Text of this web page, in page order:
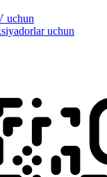
uchun
uchun